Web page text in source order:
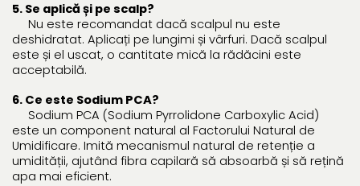
5. Se aplică și pe scalp?
Nu este recomandat dacă scalpul nu este
deshidratat. Aplicați pe lungimi și vârfuri. Dacă scalpul
este și el uscat, o cantitate mică la rădăcini este
acceptabilă.
6. Ce este Sodium PCA?
Sodium PCA (Sodium Pyrrolidone Carboxylic Acid)
este un component natural al Factorului Natural de
Umidificare. Imită mecanismul natural de retenție a
umidității, ajutând fibra capilară să absoarbă și să rețină
apa mai eficient.